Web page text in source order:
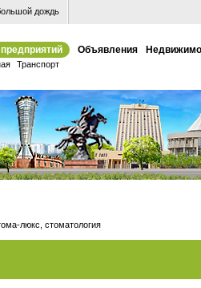
дождь
Объявления
Транспорт
люкс, стоматология